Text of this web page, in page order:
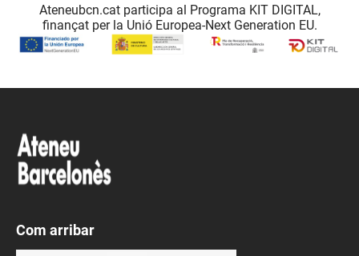
Ateneubcn.cat participa al Programa KIT DIGITAL,
finançat per la Unió Europea-Next Generation EU.
Com arribar